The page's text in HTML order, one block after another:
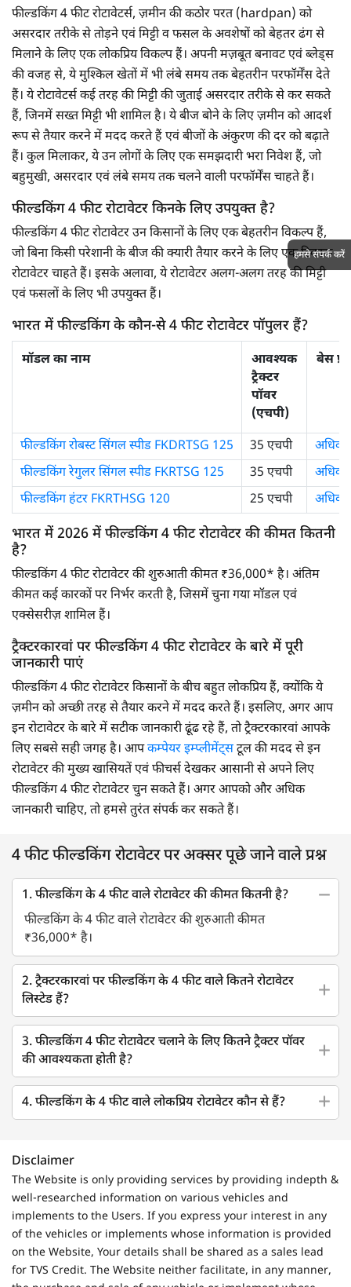
फील्डकिंग 4 फीट रोटावेटर्स, ज़मीन की कठोर परत (hardpan) को
असरदार तरीके से तोड़ने एवं मिट्टी व फसल के अवशेषों को बेहतर ढंग से
मिलाने के लिए एक लोकप्रिय विकल्प हैं। अपनी मज़बूत बनावट एवं ब्लेड्स
की वजह से, ये मुश्किल खेतों में भी लंबे समय तक बेहतरीन परफॉर्मेंस देते
हैं। ये रोटावेटर्स कई तरह की मिट्टी की जुताई असरदार तरीके से कर सकते
हैं, जिनमें सख्त मिट्टी भी शामिल है। ये बीज बोने के लिए ज़मीन को आदर्श
रूप से तैयार करने में मदद करते हैं एवं बीजों के अंकुरण की दर को बढ़ाते
हैं। कुल मिलाकर, ये उन लोगों के लिए एक समझदारी भरा निवेश हैं, जो
बहुमुखी, असरदार एवं लंबे समय तक चलने वाली परफॉर्मेंस चाहते हैं।
फील्डकिंग 4 फीट रोटावेटर किनके लिए उपयुक्त है?
फील्डकिंग 4 फीट रोटावेटर उन किसानों के लिए एक बेहतरीन विकल्प हैं,
जो बिना किसी परेशानी के बीज की क्यारी तैयार करने के लिए एक टिकाऊ
रोटावेटर चाहते हैं। इसके अलावा, ये रोटावेटर अलग-अलग तरह की मिट्टी
एवं फसलों के लिए भी उपयुक्त हैं।
भारत में फील्डकिंग के कौन-से 4 फीट रोटावेटर पॉपुलर हैं?
मॉडल का नाम
आवश्यक
ट्रैक्टर
पॉवर
(एचपी)
बेस
फील्डकिंग रोबस्ट सिंगल स्पीड FKDRTSG 125 35 एचपी
अधिक
फील्डकिंग रेगुलर सिंगल स्पीड FKRTSG 125
35 एचपी
अधिक
फील्डकिंग हंटर FKRTHSG 120
25 एचपी अधिक
भारत में 2026 में फील्डकिंग 4 फीट रोटावेटर की कीमत कितनी
है?
फील्डकिंग 4 फीट रोटावेटर की शुरुआती कीमत ₹36,000* है। अंतिम
कीमत कई कारकों पर निर्भर करती है, जिसमें चुना गया मॉडल एवं
एक्सेसरीज़ शामिल हैं।
ट्रैक्टरकारवां पर फील्डकिंग 4 फीट रोटावेटर के बारे में पूरी
जानकारी पाएं
फील्डकिंग 4 फीट रोटावेटर किसानों के बीच बहुत लोकप्रिय हैं, क्योंकि ये
ज़मीन को अच्छी तरह से तैयार करने में मदद करते हैं। इसलिए, अगर आप
इन रोटावेटर के बारे में सटीक जानकारी ढूंढ रहे हैं, तो ट्रैक्टरकारवां आपके
लिए सबसे सही जगह है। आपकम्पेयर इम्प्लीमेंट्सटूल की मदद से इन
रोटावेटर की मुख्य खासियतें एवं फीचर्स देखकर आसानी से अपने लिए
फील्डकिंग 4 फीट रोटावेटर चुन सकते हैं। अगर आपको और अधिक
जानकारी चाहिए, तो हमसे तुरंत संपर्क कर सकते हैं।
4 फीट फील्डकिंग रोटावेटर पर अक्सर पूछे जाने वाले प्रश्न
1. फील्डकिंग के 4 फीट वाले रोटावेटर की कीमत कितनी है?
फील्डकिंग के 4 फीट वाले रोटावेटर की शुरुआती कीमत
₹36,000* है।
2. ट्रैक्टरकारवां पर फील्डकिंग के 4 फीट वाले कितने रोटावेटर
लिस्टेड हैं?
3. फील्डकिंग 4 फीट रोटावेटर चलाने के लिए कितने ट्रैक्टर पॉवर
की आवश्यकता होती है?
4. फील्डकिंग के 4 फीट वाले लोकप्रिय रोटावेटर कौन से हैं?
Disclaimer
The Website is only providing services by providing indepth &
well-researched information on various vehicles and
implements to the Users. If you express your interest in any
of the vehicles or implements whose information is provided
on the Website, Your details shall be shared as a sales lead
for TVS Credit. The Website neither facilitate, in any manner,
हमसे संपर्क करें